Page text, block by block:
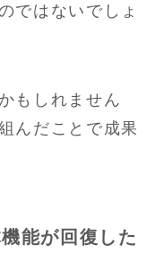
ではないでしょ
もしれません
んだことで成果
能が回復した